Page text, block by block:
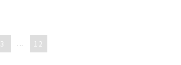
3 ... 12